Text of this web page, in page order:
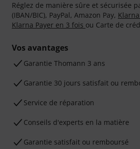
Réglez de manière sûre et sécurisée
(IBAN/BIC), PayPal, Amazon Pay,
Klarna Payer en 3 fois ou Carte de
Vos avantages
Ga­ran­tie Thomann 3 ans
Garantie 30 jours satisfait ou
Service de réparation
Conseils d'experts en la matière
Garantie satisfait ou remboursé